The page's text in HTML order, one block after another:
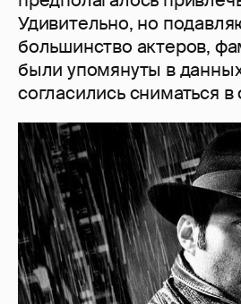
Удивительно, но
большинство актеров,
были упомянуты в
согласились сниматься